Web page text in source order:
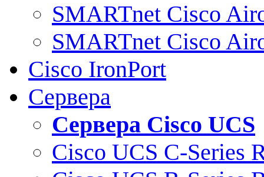
SMARTnet Cisco
SMARTnet Cisco
Cisco IronPort
Сервера
Сервера Cisco UCS
Cisco UCS C-Series